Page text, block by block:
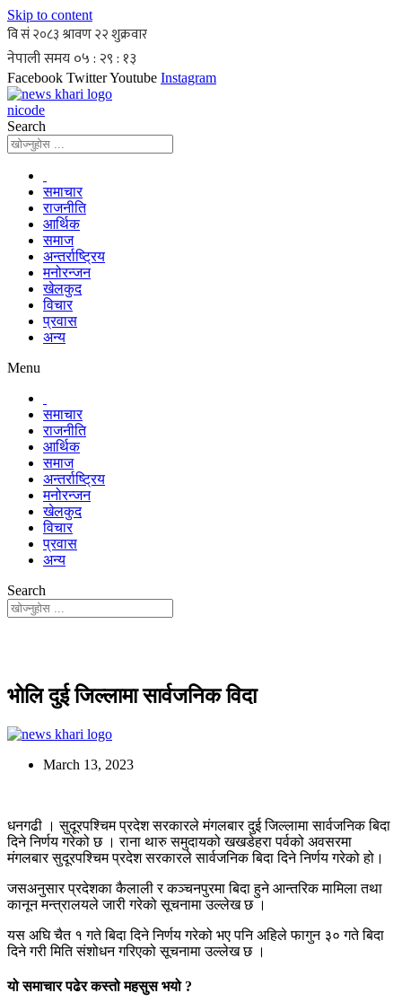
Skip to content
Facebook TwitterYoutube Instagram
nicode
Search
समाचार
राजनीति
आर्थिक
समाज
अन्तर्राष्ट्रिय
मनोरन्जन
खेलकुद
विचार
प्रवास
अन्य
Menu
समाचार
राजनीति
आर्थिक
समाज
अन्तर्राष्ट्रिय
मनोरन्जन
खेलकुद
विचार
प्रवास
अन्य
Search
भाेलि दुई जिल्लामा सार्वजनिक विदा
March 13, 2023
धनगढी । सुदूरपश्चिम प्रदेश सरकारले मंगलबार दुई जिल्लामा सार्वजनिक बिदा
दिने निर्णय गरेको छ । राना थारु समुदायको खखडेहरा पर्वको अवसरमा
मंगलबार सुदूरपश्चिम प्रदेश सरकारले सार्वजनिक बिदा दिने निर्णय गरेको हो।
जसअनुसार प्रदेशका कैलाली र कञ्चनपुरमा बिदा हुने आन्तरिक मामिला तथा
कानून मन्त्रालयले जारी गरेको सूचनामा उल्लेख छ ।
यस अघि चैत १ गते बिदा दिने निर्णय गरेको भए पनि अहिले फागुन ३० गते बिदा
दिने गरी मिति संशोधन गरिएको सूचनामा उल्लेख छ ।
यो समाचार पढेर कस्तो महसुस भयो ?